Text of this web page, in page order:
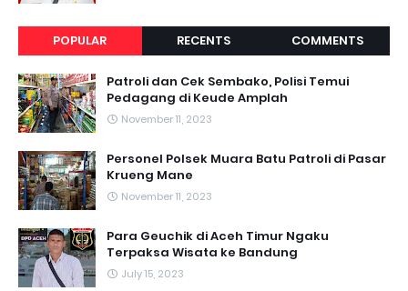
POPULAR RECENTS COMMENTS
Patroli dan Cek Sembako, Polisi Temui
Pedagang di Keude Amplah
November 11, 2023
Personel Polsek Muara Batu Patroli di Pasar
Krueng Mane
November 11, 2023
Para Geuchik di Aceh Timur Ngaku
Terpaksa Wisata ke Bandung
July 15, 2023